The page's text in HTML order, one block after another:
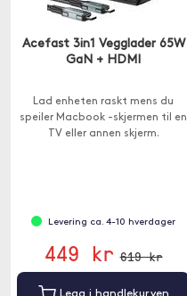
Acefast 3in1 Vegglader 65W
GaN + HDMI
Lad enheten raskt mens du
speiler Macbook -skjermen til en
TV eller annen skjerm.
Levering ca. 4-10 hverdager
449 kr 619 kr